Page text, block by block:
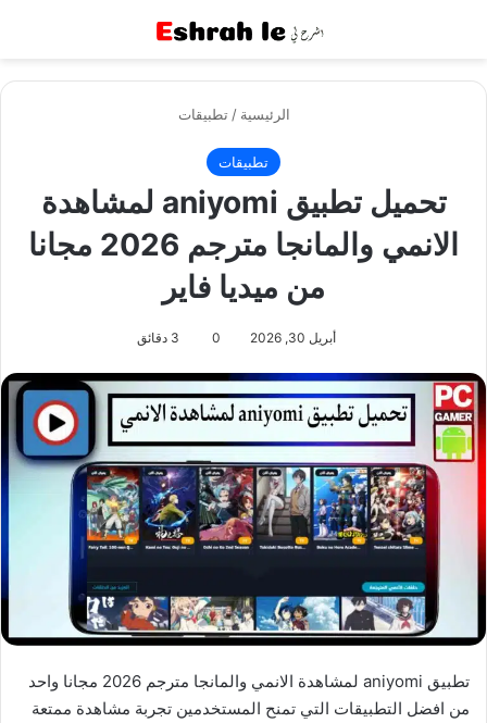
الرئيسية / تطبيقات
تطبيقات
تحميل تطبيق aniyomi لمشاهدة
الانمي والمانجا مترجم 2026 مجانا
من ميديا فاير
أبريل 30, 2026 0
تطبيق aniyomi لمشاهدة الانمي والمانجا مترجم 2026 مجانا واحد
من افضل التطبيقات التي تمنح المستخدمين تجربة مشاهدة ممتعة